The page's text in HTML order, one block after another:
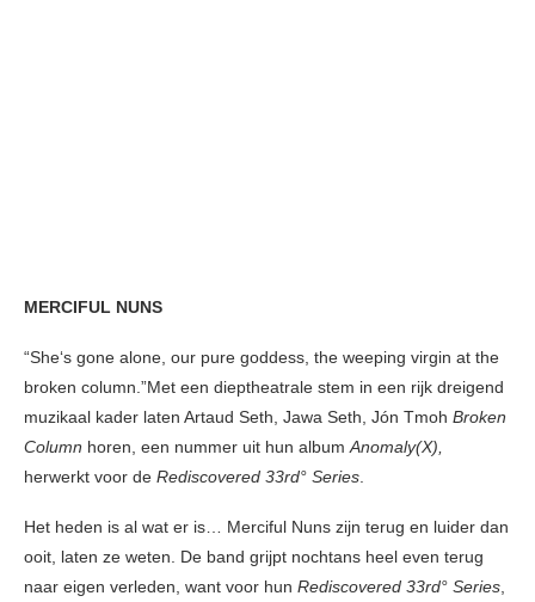
MERCIFUL NUNS
“She‘s gone alone, our pure goddess, the weeping virgin at the
broken column.”Met een dieptheatrale stem in een rijk dreigend
muzikaal kader laten Artaud Seth, Jawa Seth, Jón Tmoh Broken
Column horen, een nummer uit hun album Anomaly(X),
herwerkt voor de Rediscovered 33rd° Series
Het heden is al wat er is… Merciful Nuns zijn terug en luider dan
ooit, laten ze weten. De band grijpt nochtans heel even terug
naar eigen verleden, want voor hun Rediscovered 33rd° Series